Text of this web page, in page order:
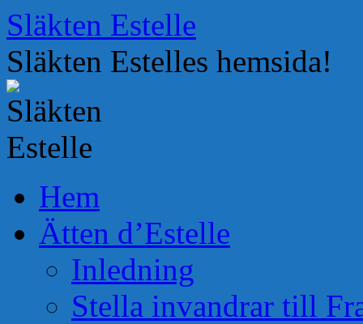
Hoppa
till
innehåll
Släkten Estelle
Släkten Estelles hemsida!
Hem
Ätten d’Estelle
Inledning
Stella invandrar till